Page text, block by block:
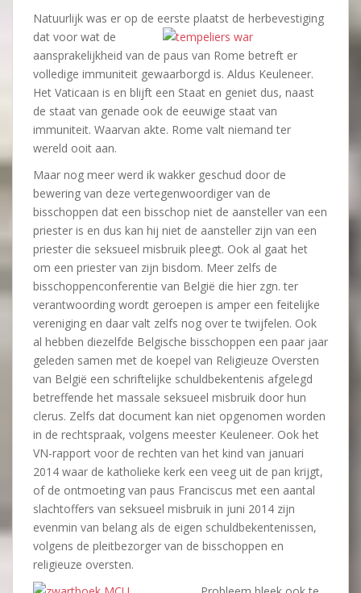
Natuurlijk was er op de eerste plaatst de herbevestiging
dat voor wat de
aansprakelijkheid van de paus van Rome betreft er
volledige immuniteit gewaarborgd is. Aldus Keuleneer.
Het Vaticaan is en blijft een Staat en geniet dus, naast
de staat van genade ook de eeuwige staat van
immuniteit. Waarvan akte. Rome valt niemand ter
wereld ooit aan.
Maar nog meer werd ik wakker geschud door de
bewering van deze vertegenwoordiger van de
bisschoppen dat een bisschop niet de aansteller van een
priester is en dus kan hij niet de aansteller zijn van een
priester die seksueel misbruik pleegt. Ook al gaat het
om een priester van zijn bisdom. Meer zelfs de
bisschoppenconferentie van België die hier zgn. ter
verantwoording wordt geroepen is amper een feitelijke
vereniging en daar valt zelfs nog over te twijfelen. Ook
al hebben diezelfde Belgische bisschoppen een paar jaar
geleden samen met de koepel van Religieuze Oversten
van België een schriftelijke schuldbekentenis afgelegd
betreffende het massale seksueel misbruik door hun
clerus. Zelfs dat document kan niet opgenomen worden
in de rechtspraak, volgens meester Keuleneer. Ook het
VN-rapport voor de rechten van het kind van januari
2014 waar de katholieke kerk een veeg uit de pan krijgt,
of de ontmoeting van paus Franciscus met een aantal
slachtoffers van seksueel misbruik in juni 2014 zijn
evenmin van belang als de eigen schuldbekentenissen,
volgens de pleitbezorger van de bisschoppen en
religieuze oversten.